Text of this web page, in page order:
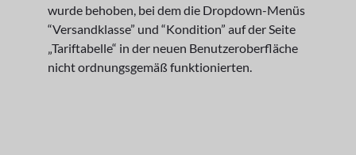
wurde behoben, bei dem die Dropdown-Menüs
“Versandklasse” und “Kondition” auf der Seite
„Tariftabelle“ in der neuen Benutzeroberfläche
nicht ordnungsgemäß funktionierten.